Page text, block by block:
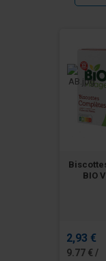
BIO
2,93 €
9.77 € /